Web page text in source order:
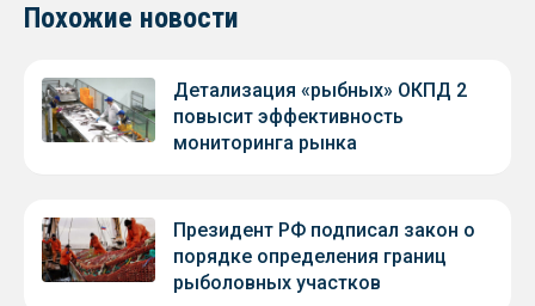
Похожие новости
Детализация «рыбных» ОКПД 2
повысит эффективность
мониторинга рынка
Президент РФ подписал закон о
порядке определения границ
рыболовных участков